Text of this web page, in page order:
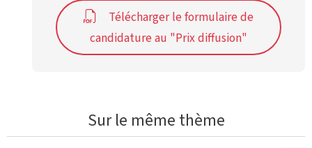
Télécharger le formulaire de
candidature au "Prix diffusion"
Sur le même thème